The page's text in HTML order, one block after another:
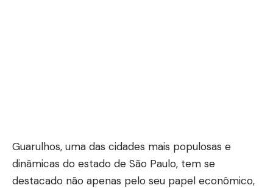
Guarulhos, uma das cidades mais populosas e
dinâmicas do estado de São Paulo, tem se
destacado não apenas pelo seu papel econômico,